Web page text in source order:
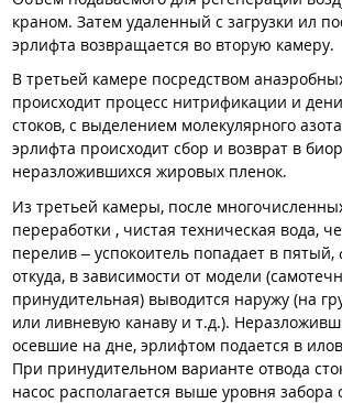
краном. Затем удаленный с загрузки ил
эрлифта возвращается во вторую камеру.
В третьей камере посредством
происходит процесс нитрификации и
стоков, с выделением молекулярного
эрлифта происходит сбор и возврат в
неразложившихся жировых пленок.
Из третьей камеры, после
переработки , чистая техническая вода,
перелив – успокоитель попадает в
откуда, в зависимости от модели
принудительная) выводится наружу (на
или ливневую канаву и т.д.).
осевшие на дне, эрлифтом подается в
При принудительном варианте отвода
насос располагается выше уровня забора